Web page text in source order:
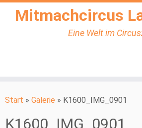
Inhalt
Mitmachcircus
Eine Welt im
Start » Galerie » K1600_IMG_0901
K1600_IMG_0901